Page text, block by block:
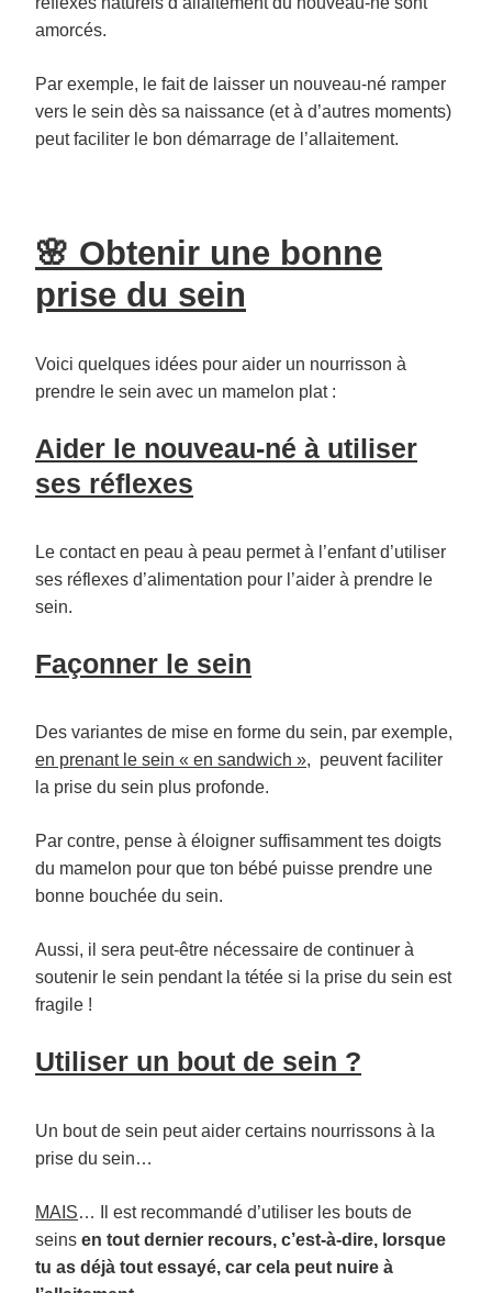
amorcés.
Par exemple, le fait de laisser un nouveau-né ramper
vers le sein dès sa naissance (et à d’autres moments)
peut faciliter le bon démarrage de l’allaitement.
🌸 Obtenir une bonne
prise du sein
Voici quelques idées pour aider un nourrisson à
prendre le sein avec un mamelon plat :
Aider le nouveau-né à utiliser
ses réflexes
Le contact en peau à peau permet à l’enfant d’utiliser
ses réflexes d’alimentation pour l’aider à prendre le
sein.
Façonner le sein
Des variantes de mise en forme du sein, par exemple,
en prenant le sein « en sandwich », peuvent faciliter
la prise du sein plus profonde.
Par contre, pense à éloigner suffisamment tes doigts
du mamelon pour que ton bébé puisse prendre une
bonne bouchée du sein.
Aussi, il sera peut-être nécessaire de continuer à
soutenir le sein pendant la tétée si la prise du sein est
fragile !
Utiliser un bout de sein ?
Un bout de sein peut aider certains nourrissons à la
prise du sein…
MAIS… Il est recommandé d’utiliser les bouts de
seins en tout dernier recours, c’est-à-dire, lorsque
tu as déjà tout essayé, car cela peut nuire à